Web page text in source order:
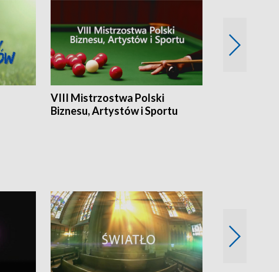
VIII Mistrzostwa Polski
Biznesu, Artystów i Sportu